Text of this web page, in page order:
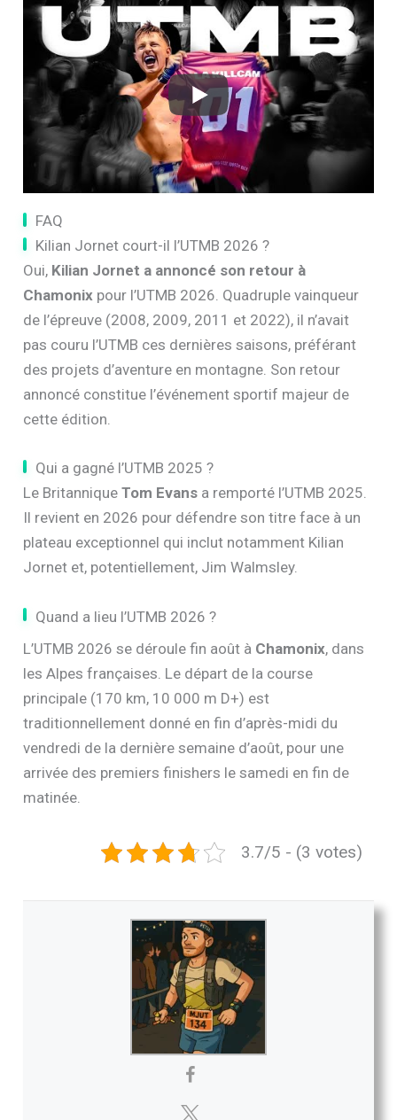
FAQ
Kilian Jornet court-il l’UTMB 2026 ?
Oui, Kilian Jornet a annoncé son retour à
Chamonix pour l’UTMB 2026. Quadruple vainqueur
de l’épreuve (2008, 2009, 2011 et 2022), il n’avait
pas couru l’UTMB ces dernières saisons, préférant
des projets d’aventure en montagne. Son retour
annoncé constitue l’événement sportif majeur de
cette édition.
Qui a gagné l’UTMB 2025 ?
Le BritanniqueTom Evans a remporté l’UTMB 2025.
Il revient en 2026 pour défendre son titre face à un
plateau exceptionnel qui inclut notamment Kilian
Jornet et, potentiellement, Jim Walmsley.
Quand a lieu l’UTMB 2026 ?
L’UTMB 2026 se déroule fin août à Chamonix, dans
les Alpes françaises. Le départ de la course
principale (170 km, 10 000 m D+) est
traditionnellement donné en fin d’après-midi du
vendredi de la dernière semaine d’août, pour une
arrivée des premiers finishers le samedi en fin de
matinée.
3.7/5 - (3 votes)